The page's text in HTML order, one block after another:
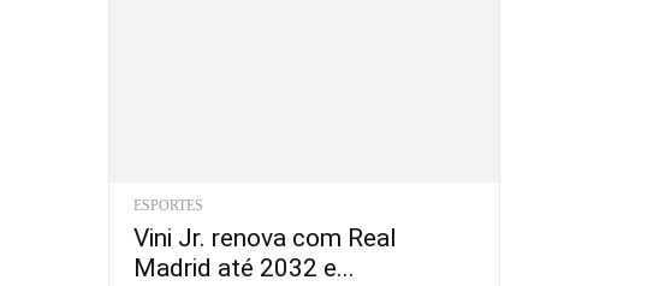
ESPORTES
Vini Jr. renova com Real
Madrid até 2032 e...